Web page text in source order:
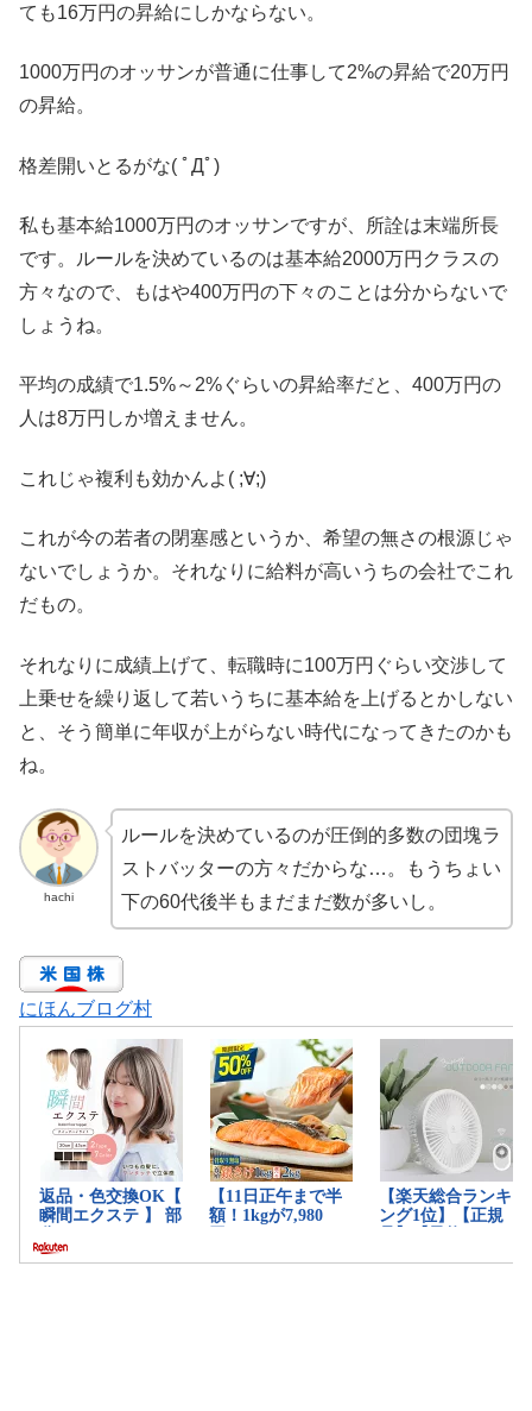
ても16万円の昇給にしかならない。
1000万円のオッサンが普通に仕事して2%の昇給で20万円
の昇給。
格差開いとるがな( ﾟДﾟ)
私も基本給1000万円のオッサンですが、所詮は末端所長
です。ルールを決めているのは基本給2000万円クラスの
方々なので、もはや400万円の下々のことは分からないで
しょうね。
平均の成績で1.5%～2%ぐらいの昇給率だと、400万円の
人は8万円しか増えません。
これじゃ複利も効かんよ( ;∀;)
これが今の若者の閉塞感というか、希望の無さの根源じゃ
ないでしょうか。それなりに給料が高いうちの会社でこれ
だもの。
それなりに成績上げて、転職時に100万円ぐらい交渉して
上乗せを繰り返して若いうちに基本給を上げるとかしない
と、そう簡単に年収が上がらない時代になってきたのかも
ね。
hachi
ルールを決めているのが圧倒的多数の団塊ラ
ストバッターの方々だからな…。もうちょい
下の60代後半もまだまだ数が多いし。
にほんブログ村